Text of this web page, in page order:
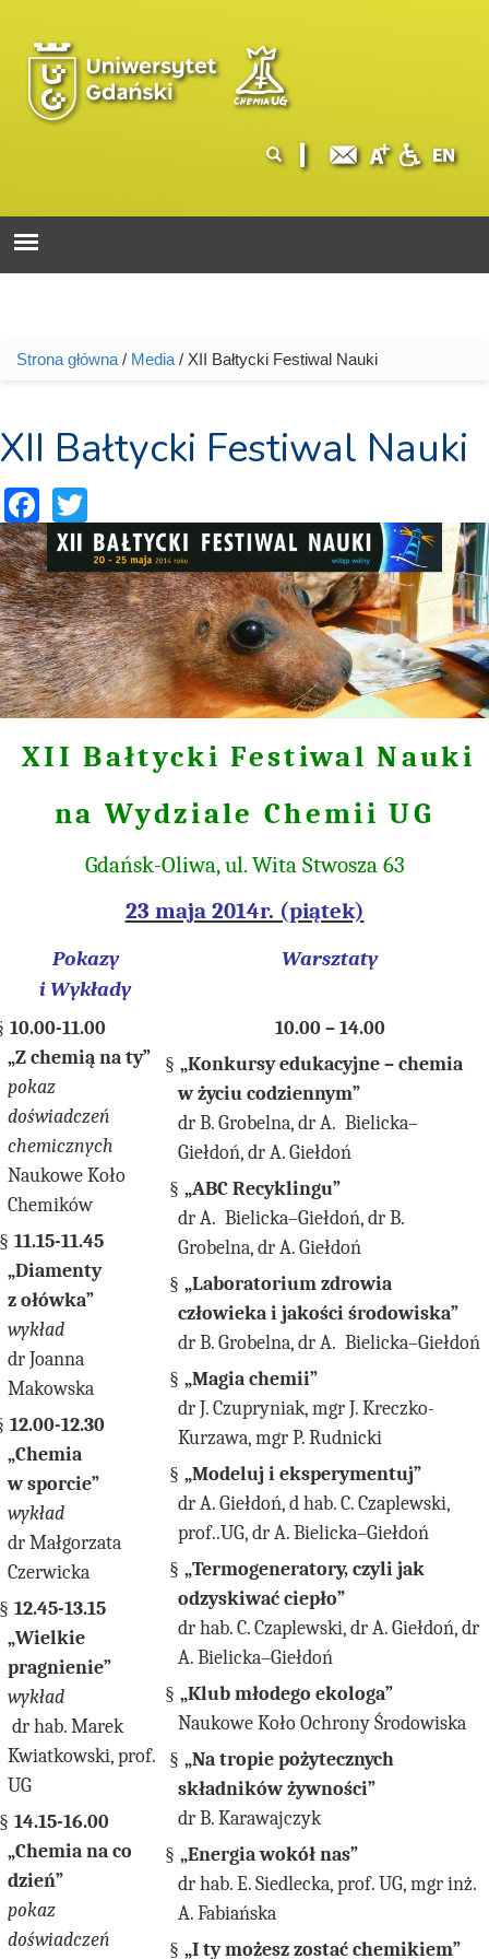
wyszukiwania
Jesteś tutaj
Strona główna / Media / XII Bałtycki Festiwal Nauki
XII Bałtycki Festiwal Nauki
Facebook
XII Bałtycki Festiwal Nauki
na Wydziale Chemii UG
Gdańsk-Oliwa, ul. Wita Stwosza 63
23 maja 2014r. (piątek)
Pokazy
i Wykłady
Warsztaty
10.00-11.00
„Z chemią na ty”
pokaz
doświadczeń
chemicznych
Naukowe Koło
Chemików
§ 11.15-11.45
„Diamenty
z ołówka”
wykład
dr Joanna
Makowska
12.00-12.30
„Chemia
w sporcie”
wykład
dr Małgorzata
Czerwicka
§ 12.45-13.15
„Wielkie
pragnienie”
wykład
dr hab. Marek
Kwiatkowski, prof.
UG
§ 14.15-16.00
„Chemia na co
dzień”
pokaz
doświadczeń
10.00 – 14.00
§ „Konkursy edukacyjne – chemia
w życiu codziennym”
dr B. Grobelna, dr A. Bielicka–
Giełdoń, dr A. Giełdoń
§ „ABC Recyklingu”
dr A. Bielicka–Giełdoń, dr B.
Grobelna, dr A. Giełdoń
§ „Laboratorium zdrowia
człowieka i jakości środowiska”
dr B. Grobelna, dr A. Bielicka–Giełdoń
§ „Magia chemii”
dr J. Czupryniak, mgr J. Kreczko-
Kurzawa, mgr P. Rudnicki
§ „Modeluj i eksperymentuj”
dr A. Giełdoń, d hab. C. Czaplewski,
prof..UG, dr A. Bielicka–Giełdoń
§ „Termogeneratory, czyli jak
odzyskiwać ciepło”
dr hab. C. Czaplewski, dr A. Giełdoń, dr
A. Bielicka–Giełdoń
§ „Klub młodego ekologa”
Naukowe Koło Ochrony Środowiska
§ „Na tropie pożytecznych
składników żywności”
dr B. Karawajczyk
§ „Energia wokół nas”
dr hab. E. Siedlecka, prof. UG, mgr inż.
A. Fabiańska
§ „I ty możesz zostać chemikiem”